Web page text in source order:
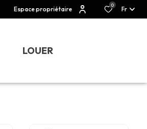
Espace propriétaire
0
Fr
LOUER